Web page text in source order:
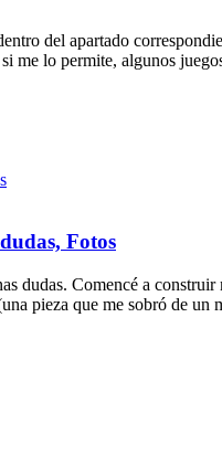
del apartado
me lo permite, algunos
Fotos
dudas. Comencé a
pieza que me sobró de un